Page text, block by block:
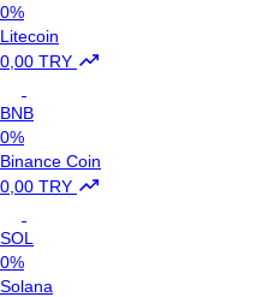
0%
Litecoin
0,00 TRY
BNB
0%
Binance Coin
0,00 TRY
SOL
0%
Solana